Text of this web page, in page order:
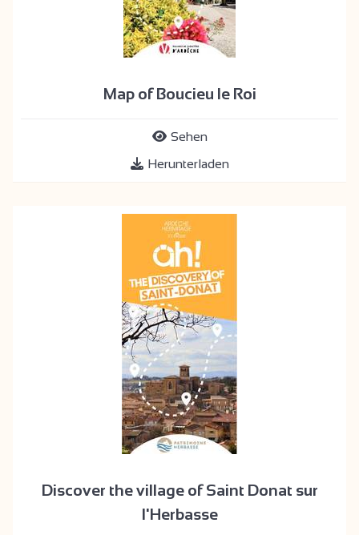
Map of Boucieu le Roi
Sehen
Herunterladen
Discover the village of Saint Donat sur
l'Herbasse